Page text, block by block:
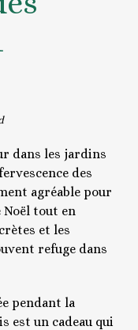
dans les jardins
des
agréable pour
Noël tout en
et les
refuge dans
pendant la
est un cadeau qui